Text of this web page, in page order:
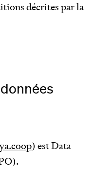
décrites par la
) est Data